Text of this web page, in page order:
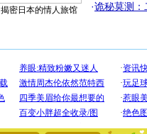
揭密日本的情人旅馆
·诡秘莫测：
[圣诞节]
你太多
要平安！